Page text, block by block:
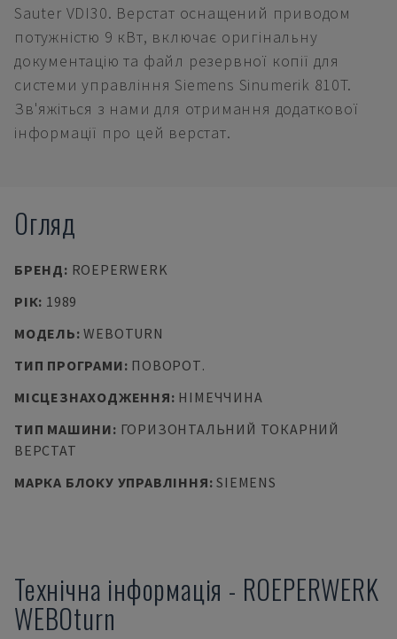
Sauter VDI30. Верстат оснащений приводом
потужністю 9 кВт, включає оригінальну
документацію та файл резервної копії для
системи управління Siemens Sinumerik 810T.
Зв'яжіться з нами для отримання додаткової
інформації про цей верстат.
Огляд
БРЕНД: ROEPERWERK
РІК: 1989
МОДЕЛЬ:WEBOTURN
ТИП ПРОГРАМИ: ПОВОРОТ.
МІСЦЕЗНАХОДЖЕННЯ: НІМЕЧЧИНА
ТИП МАШИНИ: ГОРИЗОНТАЛЬНИЙ ТОКАРНИЙ
ВЕРСТАТ
МАРКА БЛОКУ УПРАВЛІННЯ:SIEMENS
Технічна інформація - ROEPERWERK
WEBOturn